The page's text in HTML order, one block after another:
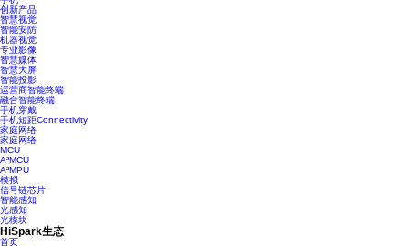
创新产品
智慧视觉
智能安防
机器视觉
专业影像
智慧媒体
智慧大屏
智能投影
运营商智能终端
融合智能终端
手机穿戴
手机短距Connectivity
家庭网络
家庭网络
MCU
A²MCU
A²MPU
模拟
信号链芯片
智能感知
光感知
光模块
HiSpark生态
首页